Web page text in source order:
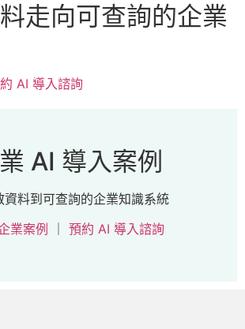
走向可查詢的企業
AI 導入諮詢
AI 導入案例
資料到可查詢的企業知識系統
業案例
預約 AI 導入諮詢